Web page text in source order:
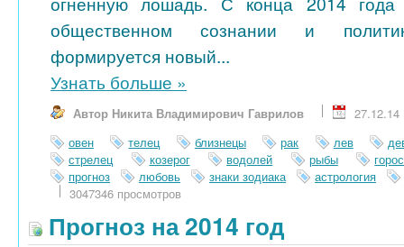
общественном сознании и
формируется новый...
Узнать больше »
Автор Никита Владимирович Гаврилов
27.12.14
овен
телец близнецы рак лев
стрелец
козерог водолей рыбы
прогноз
любовь знаки зодиака
астрология
3047346 просмотров
Прогноз на 2014 год